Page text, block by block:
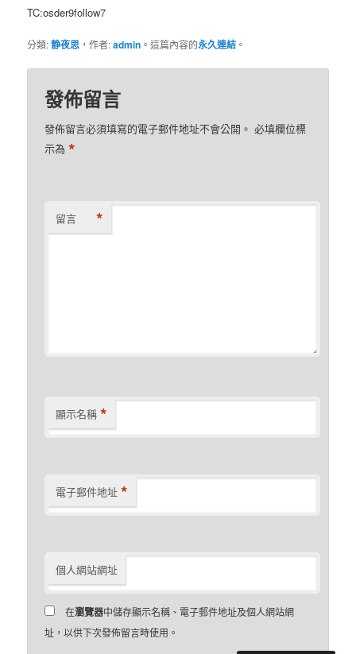
TC:osder9follow7
分類:静夜思 ，作者:admin 。這篇內容的永久連結 。
發佈留言
發佈留言必須填寫的電子郵件地址不會公開。 必填欄位標
示為*
留言 *
顯示名稱 *
電子郵件地址 *
個人網站網址
在瀏覽器中儲存顯示名稱、電子郵件地址及個人網站網
址，以供下次發佈留言時使用。